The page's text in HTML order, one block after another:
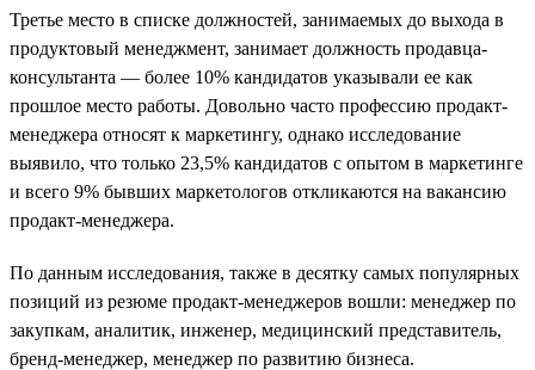
Третье место в списке должностей, занимаемых до выхода в
продуктовый менеджмент, занимает должность продавца-
консультанта — более 10% кандидатов указывали ее как
прошлое место работы. Довольно часто профессию продакт-
менеджера относят к маркетингу, однако исследование
выявило, что только 23,5% кандидатов с опытом в маркетинге
и всего 9% бывших маркетологов откликаются на вакансию
продакт-менеджера.
По данным исследования, также в десятку самых популярных
позиций из резюме продакт-менеджеров вошли: менеджер по
закупкам, аналитик, инженер, медицинский представитель,
бренд-менеджер, менеджер по развитию бизнеса.